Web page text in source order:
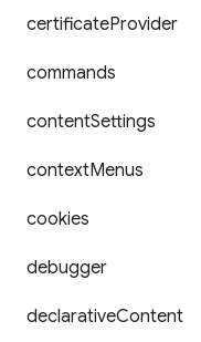
certificateProvider
commands
contentSettings
contextMenus
cookies
debugger
declarativeContent